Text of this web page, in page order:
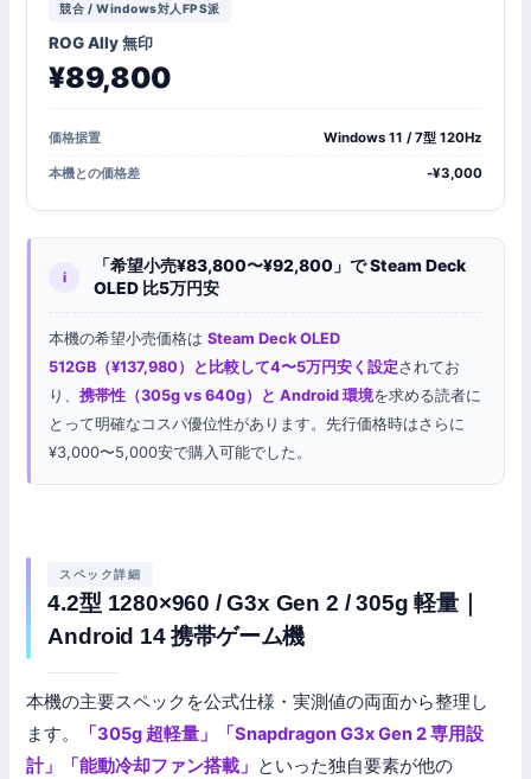
競合 / Windows対人FPS派
ROG Ally 無印
¥89,800
価格据置 Windows 11 / 7型 120Hz
本機との価格差 -¥3,000
i
「希望小売¥83,800〜¥92,800」で Steam Deck
OLED 比5万円安
本機の希望小売価格はSteam Deck OLED
512GB（¥137,980）と比較して4〜5万円安く設定されてお
り、携帯性（305g vs 640g）と Android 環境を求める読者に
とって明確なコスパ優位性があります。先行価格時はさらに
¥3,000〜5,000安で購入可能でした。
スペック詳細
4.2型 1280×960 / G3x Gen 2 / 305g 軽量｜
Android 14 携帯ゲーム機
本機の主要スペックを公式仕様・実測値の両面から整理し
ます。
「305g 超軽量」「Snapdragon G3x Gen 2 専用設
計」「能動冷却ファン搭載」 といった独自要素が他の